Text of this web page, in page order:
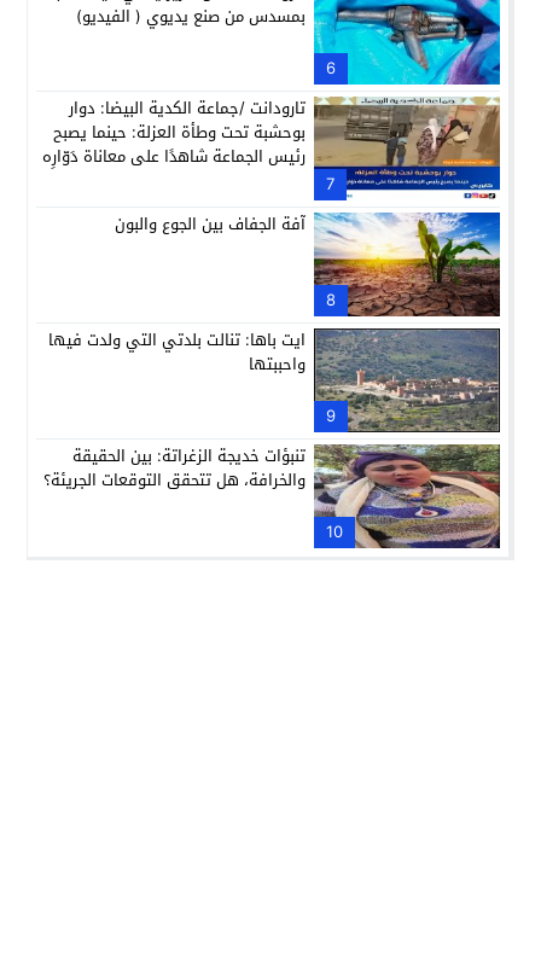
6
بمسدس من صنع يديوي ( الفيديو)
7
تارودانت /جماعة الكدية البيضا: دوار
بوحشبة تحت وطأة العزلة: حينما يصبح
رئيس الجماعة شاهدًا على معاناة دَوّارِه
8
آفة الجفاف بين الجوع والبون
9
ايت باها: تنالت بلدتي التي ولدت فيها
واحببتها
10
تنبؤات خديجة الزغراتة: بين الحقيقة
والخرافة، هل تتحقق التوقعات الجريئة؟